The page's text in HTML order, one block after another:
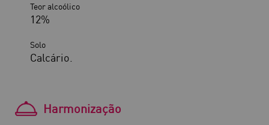
Teor alcoólico
12%
Solo
Calcário.
Harmonização